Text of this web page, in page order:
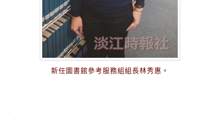
新任圖書館參考服務組組長林秀惠。